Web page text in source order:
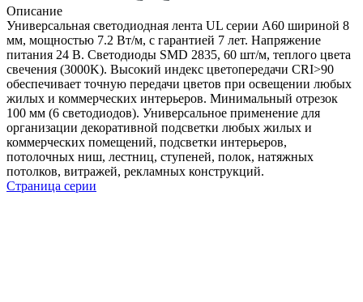
Описание
Универсальная светодиодная лента UL серии A60 шириной 8
мм, мощностью 7.2 Вт/м, с гарантией 7 лет. Напряжение
питания 24 В. Светодиоды SMD 2835, 60 шт/м, теплого цвета
свечения (3000K). Высокий индекс цветопередачи CRI>90
обеспечивает точную передачи цветов при освещении любых
жилых и коммерческих интерьеров. Минимальный отрезок
100 мм (6 светодиодов). Универсальное применение для
организации декоративной подсветки любых жилых и
коммерческих помещений, подсветки интерьеров,
потолочных ниш, лестниц, ступеней, полок, натяжных
потолков, витражей, рекламных конструкций.
Страница серии